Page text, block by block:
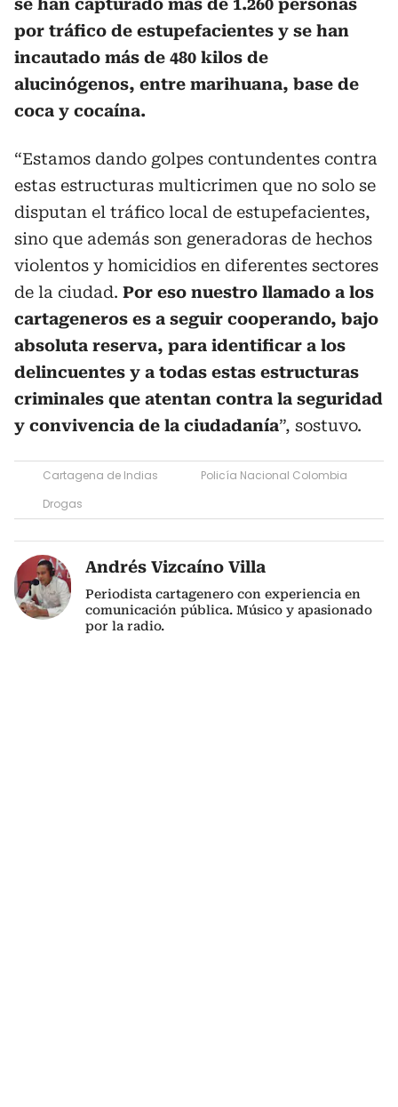
se han capturado más de 1.260 personas
por tráfico de estupefacientes y se han
incautado más de 480 kilos de
alucinógenos, entre marihuana, base de
coca y cocaína.
“Estamos dando golpes contundentes contra
estas estructuras multicrimen que no solo se
disputan el tráfico local de estupefacientes,
sino que además son generadoras de hechos
violentos y homicidios en diferentes sectores
de la ciudad. Por eso nuestro llamado a los
cartageneros es a seguir cooperando, bajo
absoluta reserva, para identificar a los
delincuentes y a todas estas estructuras
criminales que atentan contra la seguridad
y convivencia de la ciudadanía”, sostuvo.
Cartagena de Indias
Policía Nacional Colombia
Drogas
Andrés Vizcaíno Villa
Periodista cartagenero con experiencia en
comunicación pública. Músico y apasionado
por la radio.